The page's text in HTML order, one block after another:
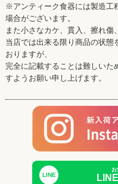
※アンティーク食器には製造工
場合がございます。
また小さなカケ、貫入、擦れ傷
当店では出来る限り商品の状態
おりますが、
完全に記載することは難しいた
すようお願い申し上げます。
LINE
お